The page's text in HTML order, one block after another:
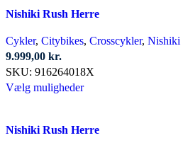
flere
Mulighederne
vælges
Nishiki Rush Herre
Cykler, Citybikes, Crosscykler, Nishiki
9.999,00 kr.
SKU: 916264018X
Vælg mulighederDette
flere
Nishiki Rush Herre